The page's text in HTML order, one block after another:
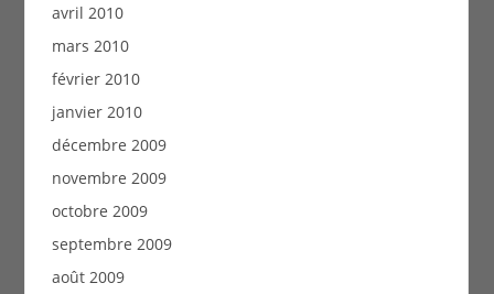
avril 2010
mars 2010
février 2010
janvier 2010
décembre 2009
novembre 2009
octobre 2009
septembre 2009
août 2009